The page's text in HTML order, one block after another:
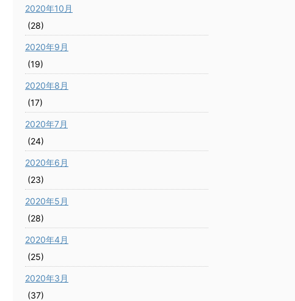
2020年10月
(28)
2020年9月
(19)
2020年8月
(17)
2020年7月
(24)
2020年6月
(23)
2020年5月
(28)
2020年4月
(25)
2020年3月
(37)